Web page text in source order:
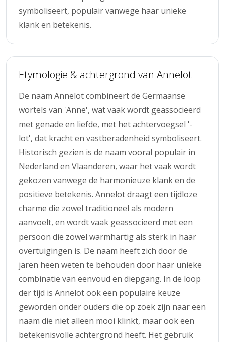
symboliseert, populair vanwege haar unieke
klank en betekenis.
Etymologie & achtergrond van Annelot
De naam Annelot combineert de Germaanse
wortels van 'Anne', wat vaak wordt geassocieerd
met genade en liefde, met het achtervoegsel '-
lot', dat kracht en vastberadenheid symboliseert.
Historisch gezien is de naam vooral populair in
Nederland en Vlaanderen, waar het vaak wordt
gekozen vanwege de harmonieuze klank en de
positieve betekenis. Annelot draagt een tijdloze
charme die zowel traditioneel als modern
aanvoelt, en wordt vaak geassocieerd met een
persoon die zowel warmhartig als sterk in haar
overtuigingen is. De naam heeft zich door de
jaren heen weten te behouden door haar unieke
combinatie van eenvoud en diepgang. In de loop
der tijd is Annelot ook een populaire keuze
geworden onder ouders die op zoek zijn naar een
naam die niet alleen mooi klinkt, maar ook een
betekenisvolle achtergrond heeft. Het gebruik